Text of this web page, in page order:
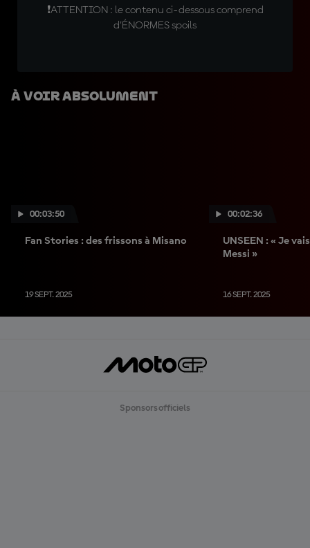
❗ATTENTION : le contenu ci-dessous comprend
d'ÉNORMES spoils
À Voir Absolument
00:03:50
Fan Stories : des frissons à Misano
19 SEPT. 2025
00:02:36
UNSEEN : « Je
Messi »
16 SEPT. 2025
Sponsors officiels